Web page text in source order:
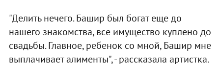
"Делить нечего. Башир был богат еще до
нашего знакомства, все имущество куплено до
свадьбы. Главное, ребенок со мной, Башир мне
выплачивает алименты", - рассказала артистка.